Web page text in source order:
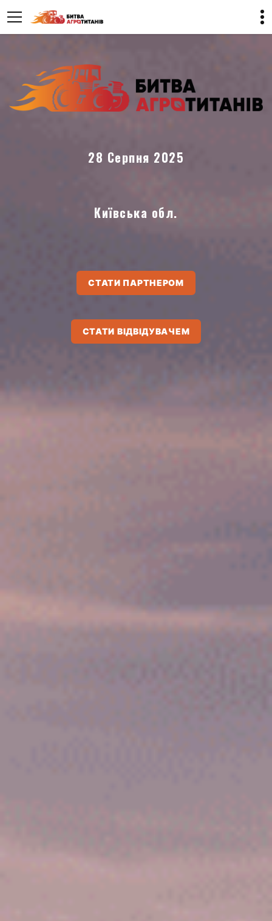
28 Серпня 2025
Київська обл.
СТАТИ ПАРТНЕРОМ
СТАТИ ВІДВІДУВАЧЕМ